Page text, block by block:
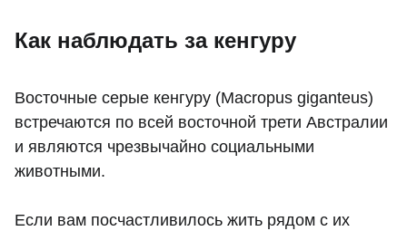
Как наблюдать за кенгуру
Восточные серые кенгуру (Macropus giganteus)
встречаются по всей восточной трети Австралии
и являются чрезвычайно социальными
животными.
Если вам посчастливилось жить рядом с их